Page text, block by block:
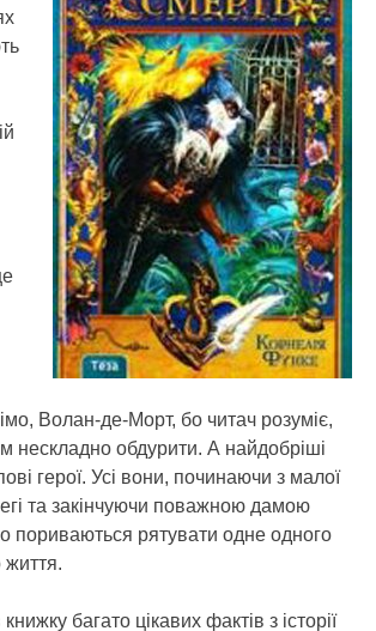
Волан-де-Морт, бо читач розуміє,
нескладно обдурити. А найдобріші
герої. Усі вони, починаючи з малої
та закінчуючи поважною дамою
пориваються рятувати одне одного
життя.
багато цікавих фактів з історії